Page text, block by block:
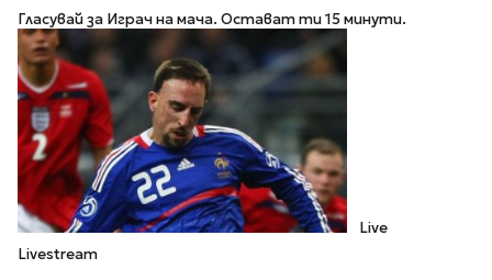
Гласувай за Играч на мача. Остават ти 15 минути.
Live
Livestream